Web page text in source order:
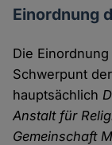
Einordnung
Die
Schwerpunt
hauptsächlich
Anstalt für
Gemeinschaft